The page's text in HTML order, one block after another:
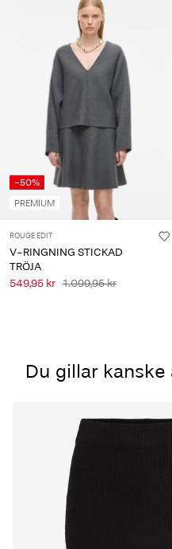
-50%
PREMIUM
ROUGE EDIT
V-RINGNING STICKAD
TRÖJA
549,95 kr 1.099,95 kr
Du gillar kanske